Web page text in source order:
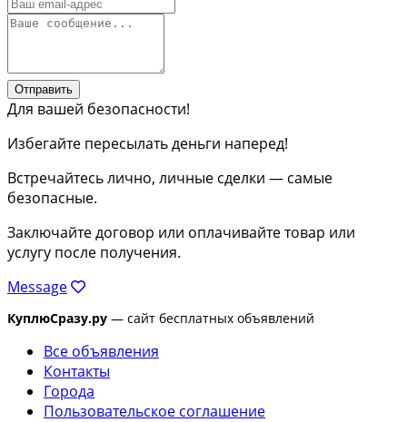
Отправить
Для вашей безопасности!
Избегайте пересылать деньги наперед!
Встречайтесь лично, личные сделки — самые
безопасные.
Заключайте договор или оплачивайте товар или
услугу после получения.
Message
КуплюСразу.ру — сайт бесплатных объявлений
Все объявления
Контакты
Города
Пользовательское соглашение